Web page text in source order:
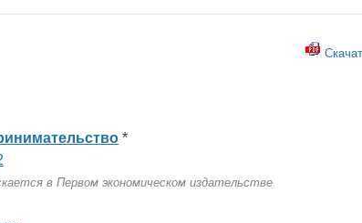
*
в Первом экономическом издательстве